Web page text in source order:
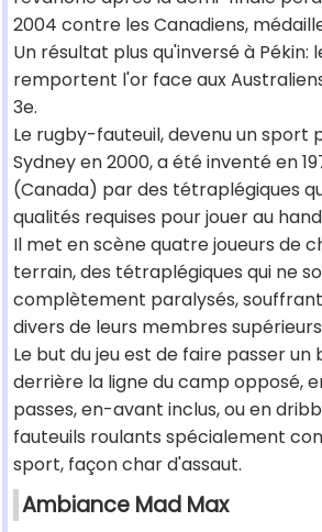
2004 contre les Canadiens,
Un résultat plus qu'inversé à Pékin:
remportent l'or face aux
3e.
Le rugby-fauteuil, devenu un sport
Sydney en 2000, a été inventé en
(Canada) par des tétraplégiques
qualités requises pour jouer au
Il met en scène quatre joueurs de
terrain, des tétraplégiques qui ne
complètement paralysés,
divers de leurs membres
Le but du jeu est de faire passer un
derrière la ligne du camp opposé,
passes, en-avant inclus, ou en
fauteuils roulants spécialement
sport, façon char d'assaut.
Ambiance Mad Max